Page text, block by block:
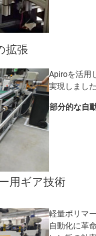
拡張
Apiroを活用
実現しました
部分的な自
用ギア技術
軽量ポリマ
自動化に革